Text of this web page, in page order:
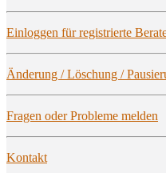
Ein­log­gen für regis­trier­te
Ände­rung / Löschung /
Fra­gen oder Pro­ble­me melden
Kon­takt